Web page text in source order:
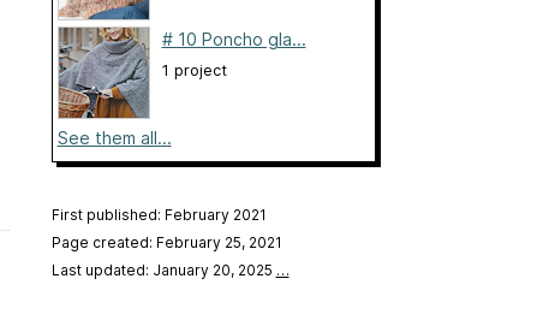
# 10 Poncho gla...
1 project
See them all...
First published: February 2021
Page created: February 25, 2021
Last updated: January 20, 2025 …